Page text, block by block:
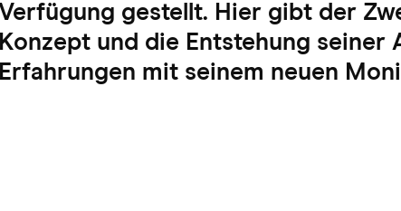
Verfügung gestellt. Hier gibt der
Konzept und die Entstehung seiner
Erfahrungen mit seinem neuen